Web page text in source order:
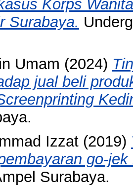
Korps
Surabaya.
Umam (2024)
jual beli
Izzat (2019)
go-
Surabaya.